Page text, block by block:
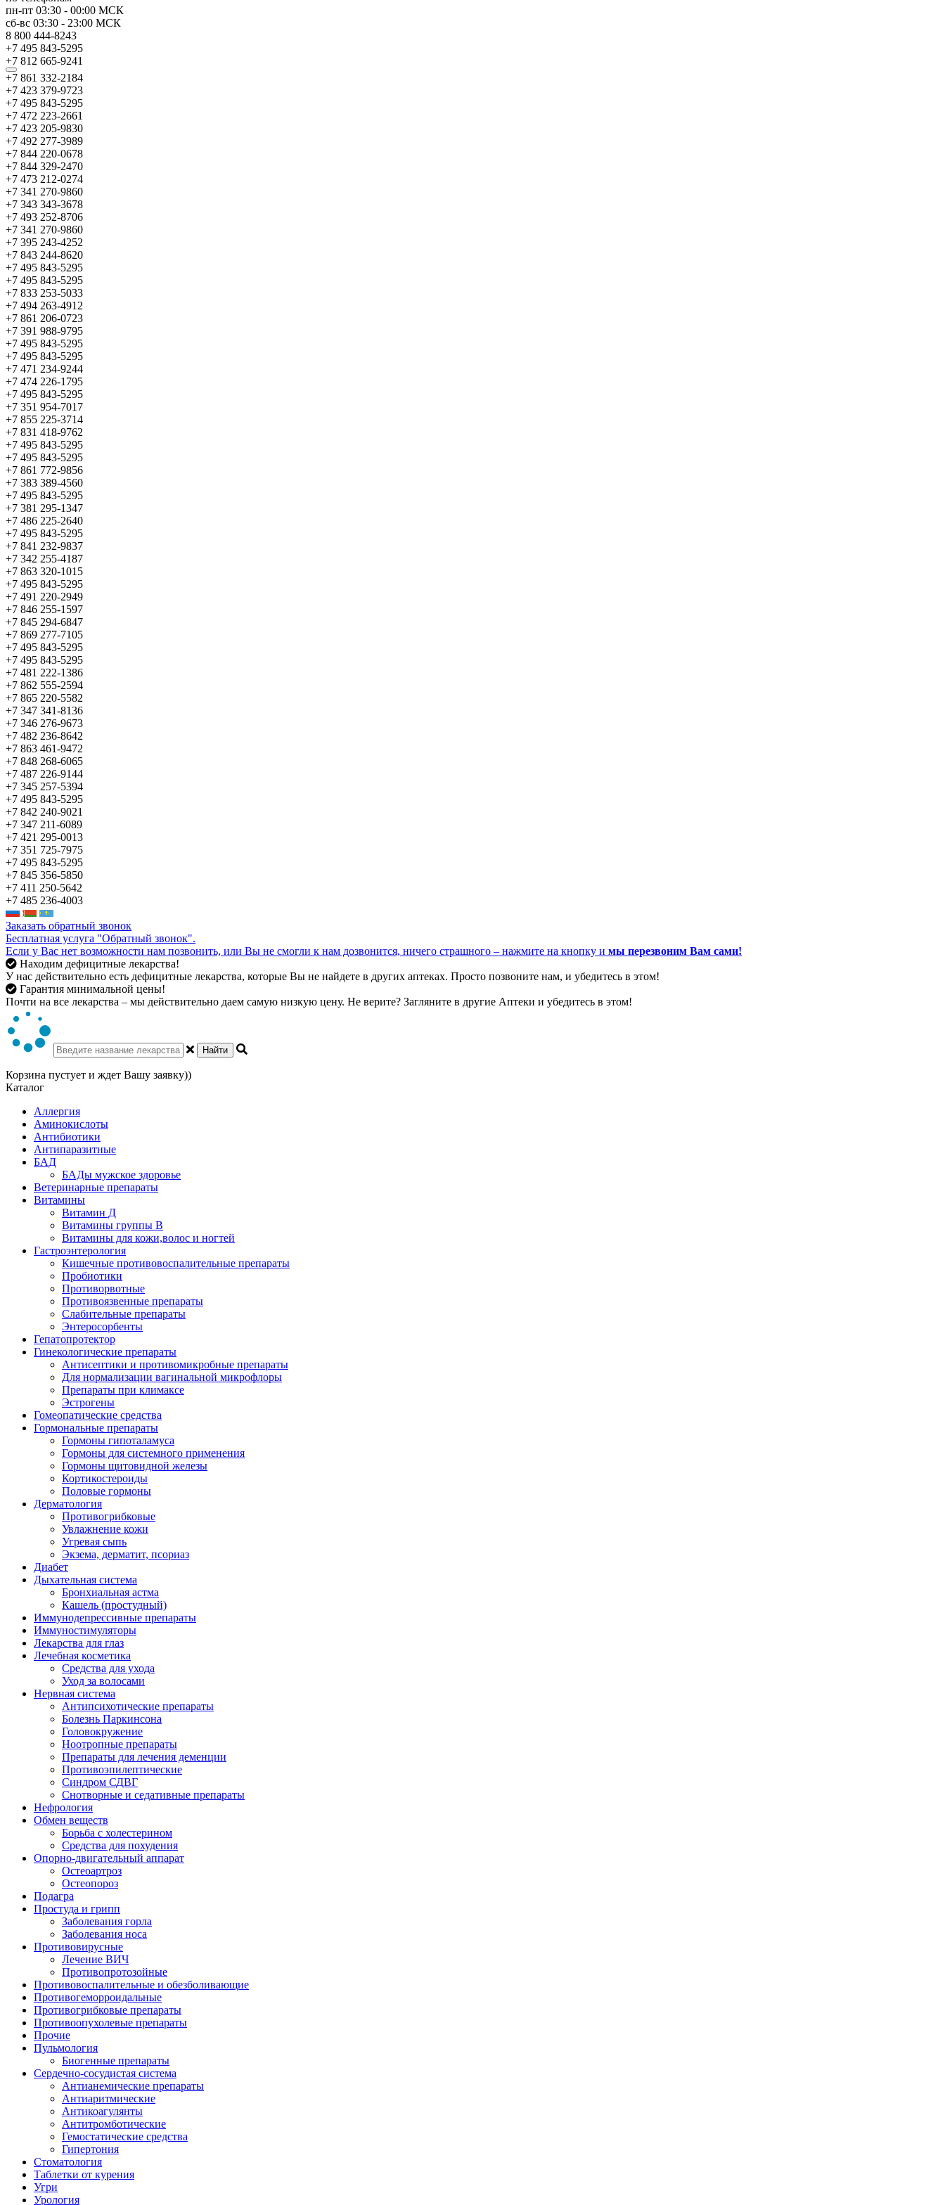
пн-пт 03:30 - 00:00 МСК
сб-вс 03:30 - 23:00 МСК
8 800 444-8243
+7 495 843-5295
+7 812 665-9241
+7 861 332-2184
+7 423 379-9723
+7 495 843-5295
+7 472 223-2661
+7 423 205-9830
+7 492 277-3989
+7 844 220-0678
+7 844 329-2470
+7 473 212-0274
+7 341 270-9860
+7 343 343-3678
+7 493 252-8706
+7 341 270-9860
+7 395 243-4252
+7 843 244-8620
+7 495 843-5295
+7 495 843-5295
+7 833 253-5033
+7 494 263-4912
+7 861 206-0723
+7 391 988-9795
+7 495 843-5295
+7 495 843-5295
+7 471 234-9244
+7 474 226-1795
+7 495 843-5295
+7 351 954-7017
+7 855 225-3714
+7 831 418-9762
+7 495 843-5295
+7 495 843-5295
+7 861 772-9856
+7 383 389-4560
+7 495 843-5295
+7 381 295-1347
+7 486 225-2640
+7 495 843-5295
+7 841 232-9837
+7 342 255-4187
+7 863 320-1015
+7 495 843-5295
+7 491 220-2949
+7 846 255-1597
+7 845 294-6847
+7 869 277-7105
+7 495 843-5295
+7 495 843-5295
+7 481 222-1386
+7 862 555-2594
+7 865 220-5582
+7 347 341-8136
+7 346 276-9673
+7 482 236-8642
+7 863 461-9472
+7 848 268-6065
+7 487 226-9144
+7 345 257-5394
+7 495 843-5295
+7 842 240-9021
+7 347 211-6089
+7 421 295-0013
+7 351 725-7975
+7 495 843-5295
+7 845 356-5850
+7 411 250-5642
+7 485 236-4003
Заказать обратный звонок
Бесплатная услуга "Обратный звонок".
Если у Вас нет возможности нам позвонить, или Вы не смогли к нам дозвонится, ничего страшного – нажмите на кнопку и мы перезвоним Вам сами!
Находим дефицитные лекарства!
У нас действительно есть дефицитные лекарства, которые Вы не найдете в других аптеках. Просто позвоните нам, и убедитесь в этом!
Гарантия минимальной цены!
Почти на все лекарства – мы действительно даем самую низкую цену. Не верите? Загляните в другие Аптеки и убедитесь в этом!
Найти
Корзина пустует и ждет Вашу заявку))
Каталог
Аллергия
Аминокислоты
Антибиотики
Антипаразитные
БАД
БАДы мужское здоровье
Ветеринарные препараты
Витамины
Витамин Д
Витамины группы В
Витамины для кожи,волос и ногтей
Гастроэнтерология
Кишечные противовоспалительные препараты
Пробиотики
Противорвотные
Противоязвенные препараты
Слабительные препараты
Энтеросорбенты
Гепатопротектор
Гинекологические препараты
Антисептики и противомикробные препараты
Для нормализации вагинальной микрофлоры
Препараты при климаксе
Эстрогены
Гомеопатические средства
Гормональные препараты
Гормоны гипоталамуса
Гормоны для системного применения
Гормоны щитовидной железы
Кортикостероиды
Половые гормоны
Дерматология
Противогрибковые
Увлажнение кожи
Угревая сыпь
Экзема, дерматит, псориаз
Диабет
Дыхательная система
Бронхиальная астма
Кашель (простудный)
Иммунодепрессивные препараты
Иммуностимуляторы
Лекарства для глаз
Лечебная косметика
Средства для ухода
Уход за волосами
Нервная система
Антипсихотические препараты
Болезнь Паркинсона
Головокружение
Ноотропные препараты
Препараты для лечения деменции
Противоэпилептические
Синдром СДВГ
Снотворные и седативные препараты
Нефрология
Обмен веществ
Борьба с холестерином
Средства для похудения
Опорно-двигательный аппарат
Остеоартроз
Остеопороз
Подагра
Простуда и грипп
Заболевания горла
Заболевания носа
Противовирусные
Лечение ВИЧ
Противопротозойные
Противовоспалительные и обезболивающие
Противогеморроидальные
Противогрибковые препараты
Противоопухолевые препараты
Прочие
Пульмология
Биогенные препараты
Сердечно-сосудистая система
Антианемические препараты
Антиаритмические
Антикоагулянты
Антитромботические
Гемостатические средства
Гипертония
Стоматология
Таблетки от курения
Угри
Урология